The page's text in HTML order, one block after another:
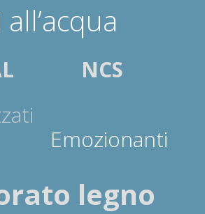
NCS
NCS
Emozionanti
legno